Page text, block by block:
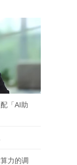
「AI助
力的调